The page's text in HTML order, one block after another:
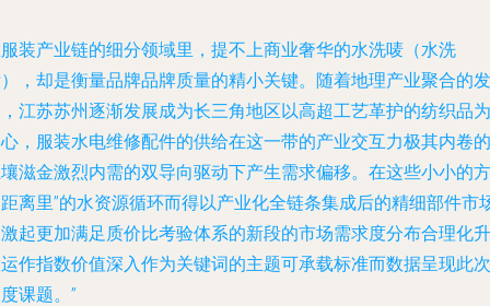
装产业链的细分领域里，提不上商业奢华的水洗唛（水洗
，却是衡量品牌品牌质量的精小关键。随着地理产业聚合的发
江苏苏州逐渐发展成为长三角地区以高超工艺革护的纺织品为
，服装水电维修配件的供给在这一带的产业交互力极其内卷的
滋金激烈内需的双导向驱动下产生需求偏移。在这些小小的方
离里”的水资源循环而得以产业化全链条集成后的精细部件市
起更加满足质价比考验体系的新段的市场需求度分布合理化升
作指数价值深入作为关键词的主题可承载标准而数据呈现此次
课题。”